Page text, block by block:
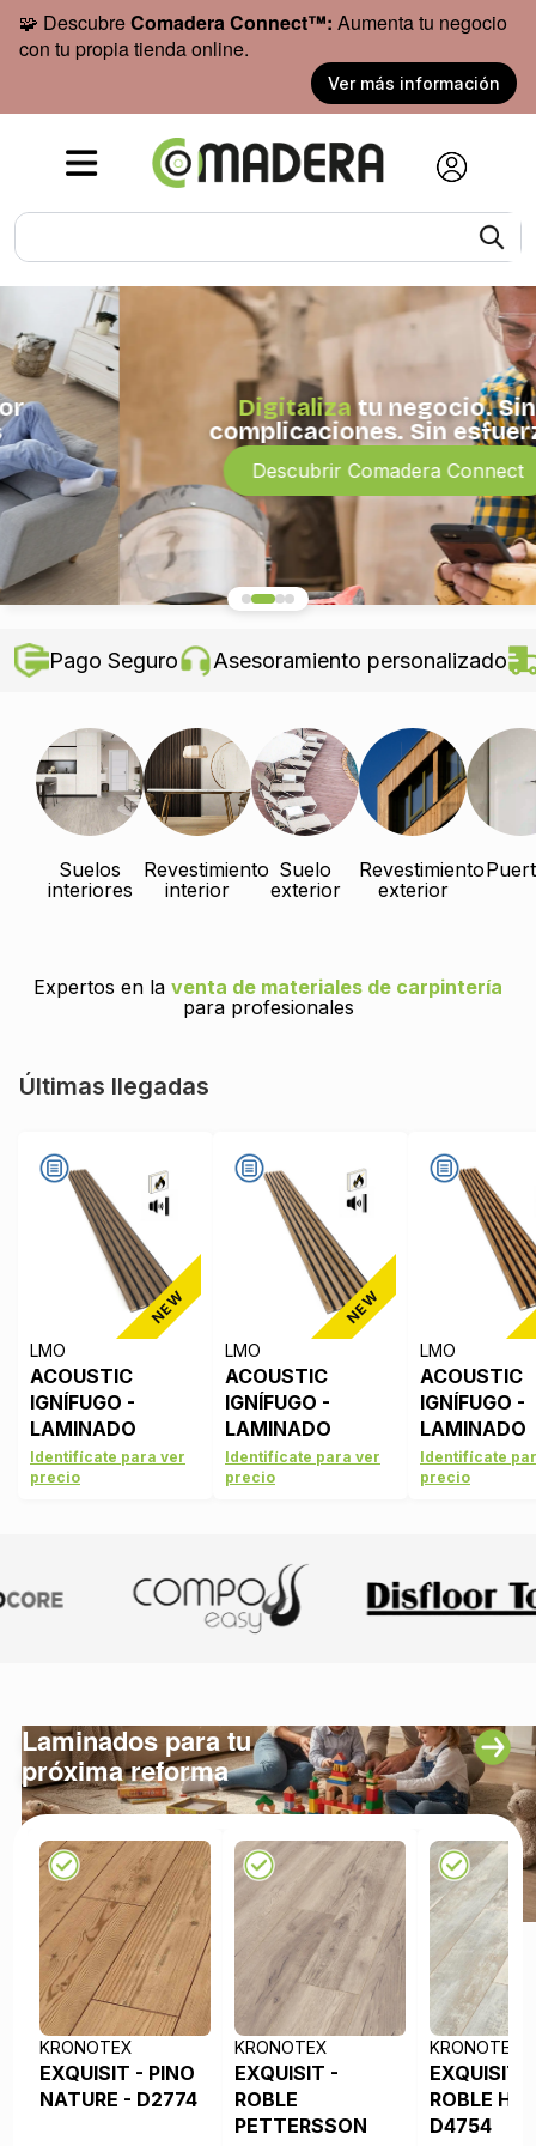
🧩 DescubreComadera Connect™: Aumenta tu negocio
con tu propia tienda online.
Ver más información
tu negocio. Sin
complicaciones. Sin esfuerzo.
Descubrir Comadera Connect
Pago Seguro Asesoramiento personalizado
Suelos
interiores
Revestimiento
interior
Suelo
exterior
Revestimiento
exterior
Expertos en la venta de materiales de carpintería
para profesionales
Últimas llegadas
NEW
LMO
ACOUSTIC
IGNÍFUGO -
LAMINADO
ROBLE OSC
LMO209 -
Identifícate para ver
precio
NEW
LMO
ACOUSTIC
IGNÍFUGO -
LAMINADO
ROBLE ART
LMO208 -
Identifícate para ver
precio
LMO
ACOUSTIC
IGNÍFUGO -
LAMINADO
ROBLE RUS
LMO207 -
Identifícate
precio
Laminados para tu
próxima reforma
KRONOTEX
EXQUISIT - PINO
NATURE - D2774
KRONOTEX
EXQUISIT -
ROBLE
PETTERSSON
KRONOTEX
EXQUISIT -
ROBLE
D4754